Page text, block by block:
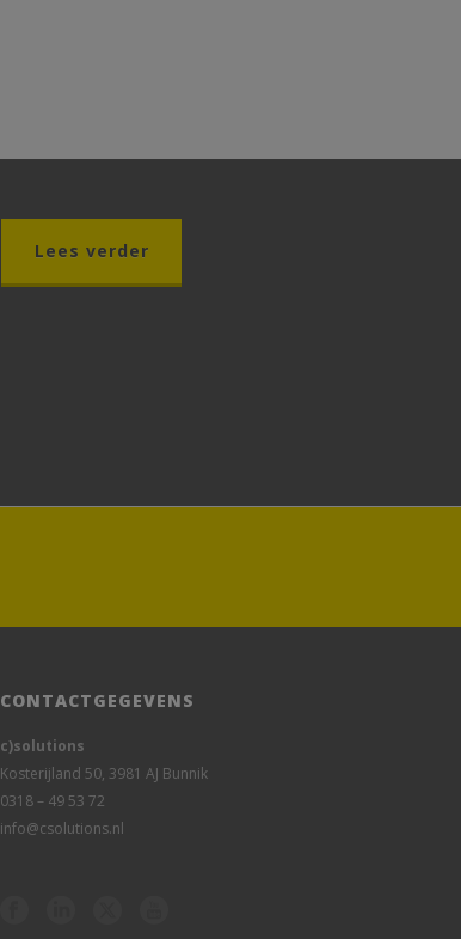
Lees verder
CONTACTGEGEVENS
c)solutions
Kosterijland 50, 3981 AJ Bunnik
0318 – 49 53 72
info@csolutions.nl